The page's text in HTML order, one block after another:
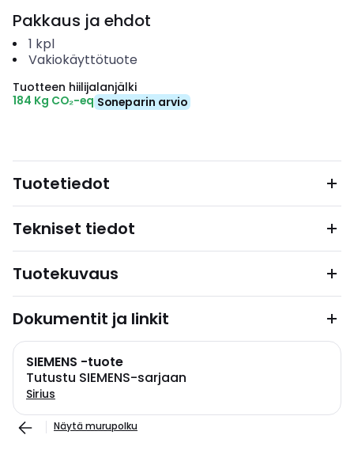
Pakkaus ja ehdot
1 kpl
Vakiokäyttötuote
Tuotteen hiilijalanjälki
184 Kg CO₂-eq Soneparin arvio
Tuotetiedot
Tekniset tiedot
Tuotekuvaus
Dokumentit ja linkit
SIEMENS -tuote
Tutustu SIEMENS-sarjaan
Sirius
Näytä murupolku